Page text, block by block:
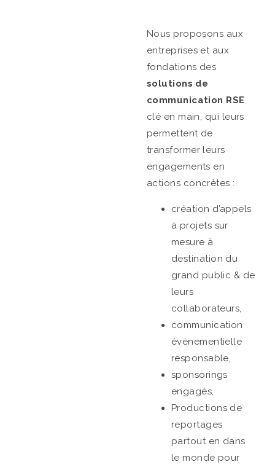
Nous proposons aux
entreprises et aux
fondations des
solutions de
communication RSE
clé en main, qui leurs
permettent de
transformer leurs
engagements en
actions concrètes :
création d’appels
à projets sur
mesure à
destination du
grand public & de
leurs
collaborateurs,
communication
évènementielle
responsable,
sponsorings
engagés,
Productions de
reportages
partout en dans
le monde pour